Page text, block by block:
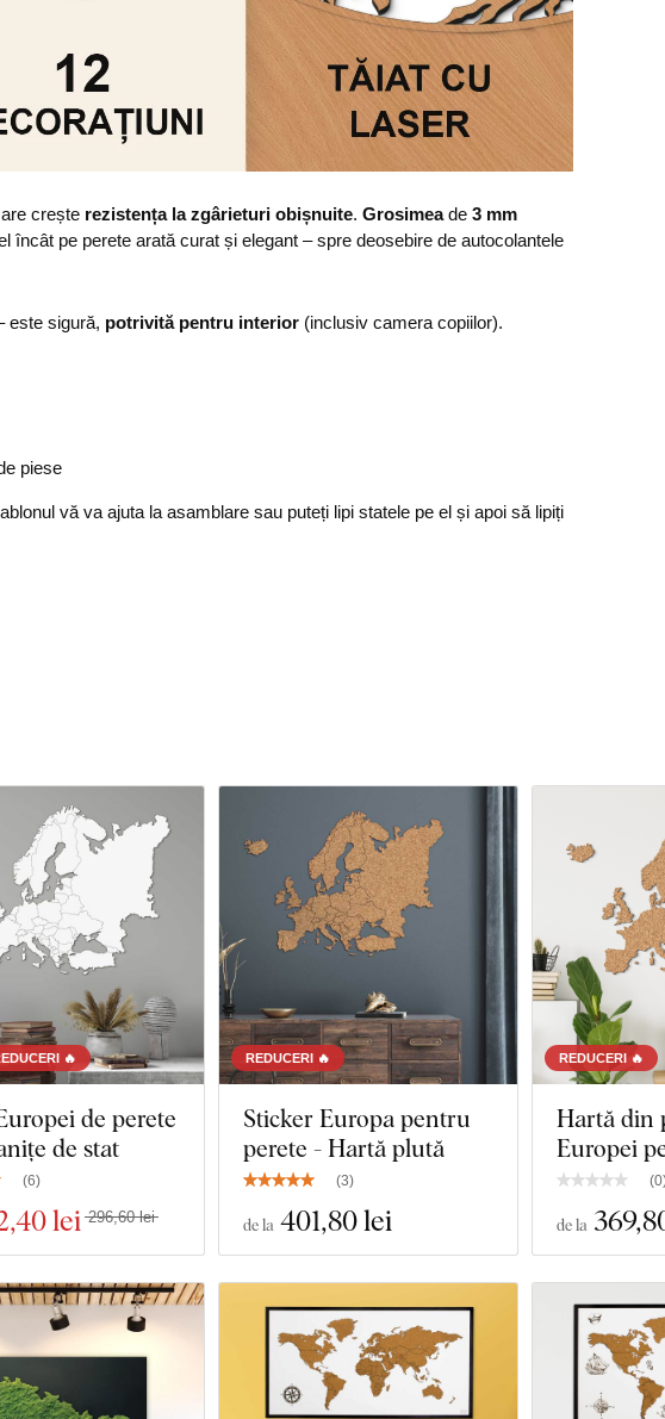
crește rezistența la zgârieturi obișnuite. Grosimeade 3 mm
încât pe perete arată curat și elegant – spre deosebire de autocolantele
este sigură, potrivită pentru interior (inclusiv camera copiilor).
piese
vă va ajuta la asamblare sau puteți lipi statele pe el și apoi să lipiți
🔥
de perete
de stat
(6)
,40 lei 296,60 lei
REDUCERI 🔥
Sticker Europa pentru
perete - Hartă plută
(3)
de la 401,80 lei
REDUCERI 🔥
Hartă din
Europei
(0
de la 369